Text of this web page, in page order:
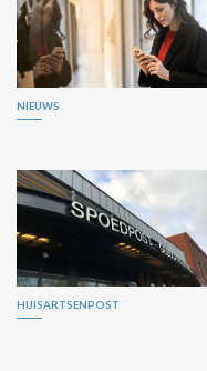
NIEUWS
HUISARTSENPOST